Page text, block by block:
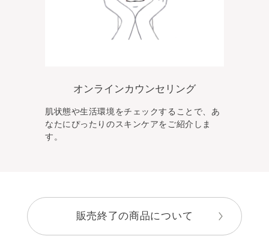
オンラインカウンセリング
肌状態や生活環境をチェックすることで、あ
なたにぴったりのスキンケアをご紹介しま
す。
販売終了の商品について